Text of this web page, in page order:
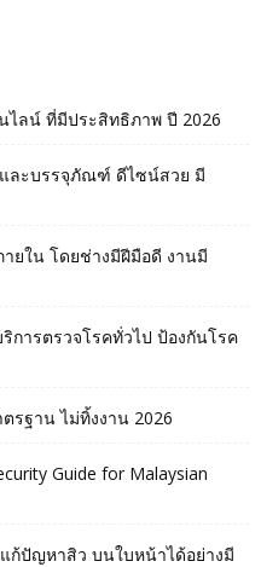
ไลน์ ที่มีประสิทธิภาพ ปี 2026
ละบรรจุภัณฑ์ ดีไซน์สวย มี
ยใน โดยช่างมีฝีมือดี งานมี
การตรวจโรคทั่วไป ป้องกันโรค
รฐาน ไม่ทิ้งงาน 2026
Guide for Malaysian
ก้ปัญหาสิว บนใบหน้าได้อย่างมี